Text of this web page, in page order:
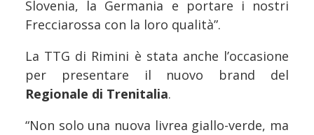
Slovenia, la Germania e portare i nostri
Frecciarossa con la loro qualità”.
La TTG di Rimini è stata anche l’occasione
per presentare il nuovo brand del
Regionale di Trenitalia.
“Non solo una nuova livrea giallo-verde, ma